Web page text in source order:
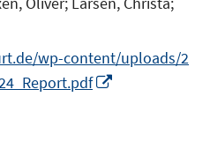
wp-content/uploads/2